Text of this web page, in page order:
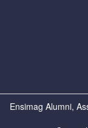
Ensimag Alumni,